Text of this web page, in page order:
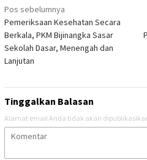
Navigasi
pos
Pos sebelumnya
Pemeriksaan Kesehatan Secara
Berkala, PKM Bijinangka Sasar
Sekolah Dasar, Menengah dan
Lanjutan
Tinggalkan Balasan
Alamat email Anda tidak akan